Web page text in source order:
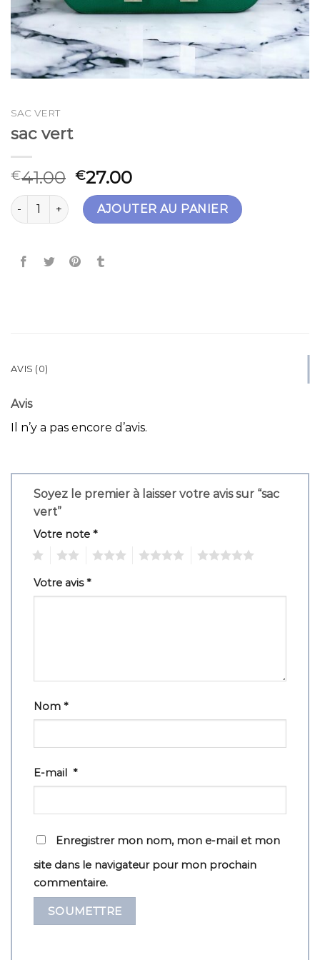
SAC VERT
sac vert
€41.00 €27.00
quantité de sac vertAJOUTER AU PANIER
AVIS (0)
Avis
Il n’y a pas encore d’avis.
Soyez le premier à laisser votre avis sur “sac
vert”
Votre note *
Votre avis*
Nom *
E-mail *
Enregistrer mon nom, mon e-mail et mon
site dans le navigateur pour mon prochain
commentaire.